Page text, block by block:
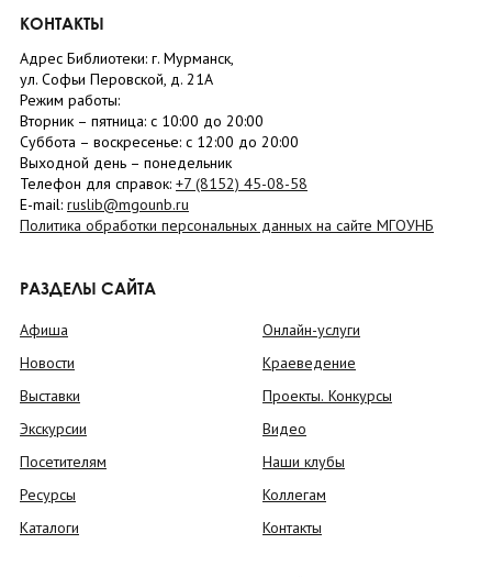
КОНТАКТЫ
Адрес Библиотеки: г. Мурманск,
ул. Софьи Перовской, д. 21А
Режим работы:
Вторник – пятница: с 10:00 до 20:00
Суббота – воскресенье: c 12:00 до 20:00
Выходной день – понедельник
Телефон для справок: +7 (8152) 45-08-58
E-mail: ruslib@mgounb.ru
Политика обработки персональных данных на сайте МГОУНБ
РАЗДЕЛЫ САЙТА
Афиша
Новости
Выставки
Экскурсии
Посетителям
Ресурсы
Каталоги
Онлайн-услуги
Краеведение
Проекты. Конкурсы
Видео
Наши клубы
Коллегам
Контакты